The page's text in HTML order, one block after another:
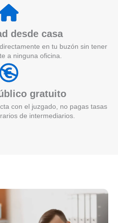
desde casa
en tu buzón sin tener
a ninguna oficina.
gratuito
con el juzgado, no pagas tasas
de intermediarios.